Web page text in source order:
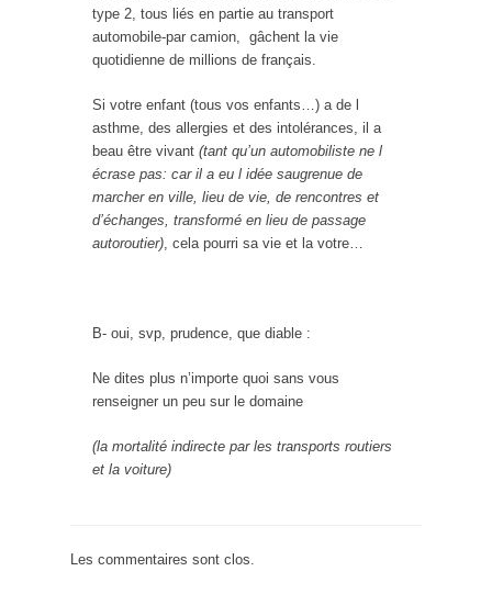
type 2, tous liés en partie au transport
automobile-par camion, gâchent la vie
quotidienne de millions de français.
Si votre enfant (tous vos enfants…) a de l
asthme, des allergies et des intolérances, il a
beau être vivant (tant qu’un automobiliste ne l
écrase pas: car il a eu l idée saugrenue de
marcher en ville, lieu de vie, de rencontres et
d’échanges, transformé en lieu de passage
autoroutier) , cela pourri sa vie et la votre…
B- oui, svp, prudence, que diable :
Ne dites plus n’importe quoi sans vous
renseigner un peu sur le domaine
(la mortalité indirecte par les transports routiers
et la voiture)
Les commentaires sont clos.